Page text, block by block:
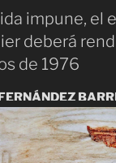
impune, el
deberá
de 1976